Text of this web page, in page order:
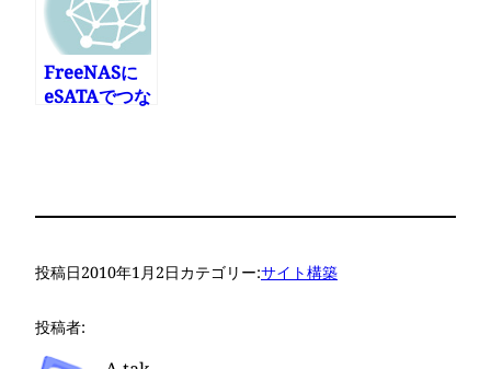
FreeNASに
eSATAでつな
投稿日2010年1月2日カテゴリー:サイト構築
投稿者: